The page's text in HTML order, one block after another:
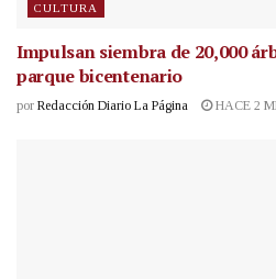
CULTURA
Impulsan siembra de 20,000
parque bicentenario
por Redacción Diario La Página HACE 2